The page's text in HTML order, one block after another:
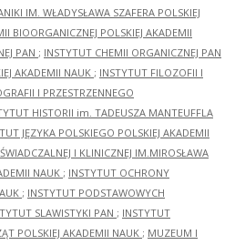
IM. WŁADYSŁAWA SZAFERA POLSKIEJ
BIOORGANICZNEJ POLSKIEJ AKADEMII
PAN ; INSTYTUT CHEMII ORGANICZNEJ PAN
AKADEMII NAUK ; INSTYTUT FILOZOFII I
I PRZESTRZENNEGO
HISTORII im. TADEUSZA MANTEUFFLA
JĘZYKA POLSKIEGO POLSKIEJ AKADEMII
I KLINICZNEJ IM.MIROSŁAWA
NAUK ; INSTYTUT OCHRONY
; INSTYTUT PODSTAWOWYCH
SLAWISTYKI PAN ; INSTYTUT
POLSKIEJ AKADEMII NAUK ; MUZEUM I